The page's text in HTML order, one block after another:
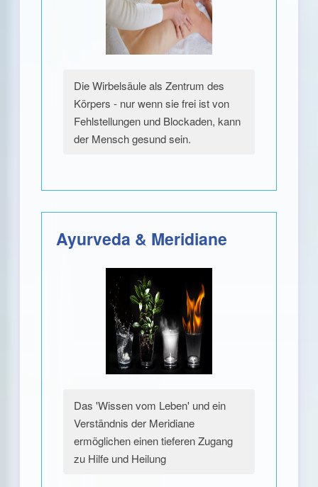
Die Wirbelsäule als Zentrum des
Körpers - nur wenn sie frei ist von
Fehlstellungen und Blockaden, kann
der Mensch gesund sein.
Ayurveda & Meridiane
Das 'Wissen vom Leben' und ein
Verständnis der Meridiane
ermöglichen einen tieferen Zugang
zu Hilfe und Heilung